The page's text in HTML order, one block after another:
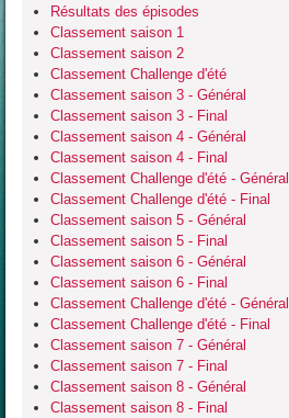
Résultats des épisodes
Classement saison 1
Classement saison 2
Classement Challenge d'été
Classement saison 3 - Général
Classement saison 3 - Final
Classement saison 4 - Général
Classement saison 4 - Final
Classement Challenge d'été - Général
Classement Challenge d'été - Final
Classement saison 5 - Général
Classement saison 5 - Final
Classement saison 6 - Général
Classement saison 6 - Final
Classement Challenge d'été - Général
Classement Challenge d'été - Final
Classement saison 7 - Général
Classement saison 7 - Final
Classement saison 8 - Général
Classement saison 8 - Final